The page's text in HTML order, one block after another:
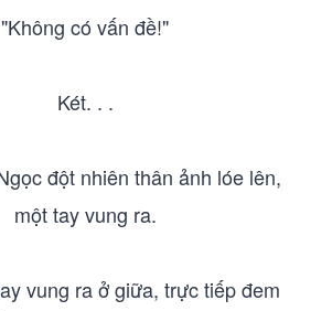
"Không có vấn đề!"
Két. . .
đột nhiên thân ảnh lóe lên,
một tay vung ra.
vung ra ở giữa, trực tiếp đem